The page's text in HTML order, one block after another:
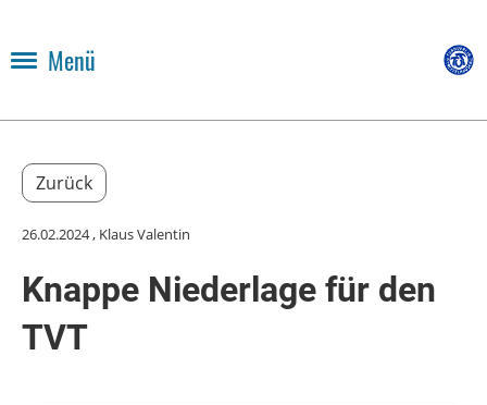
Menü
Zurück
26.02.2024, Klaus Valentin
Knappe Niederlage für den
TVT